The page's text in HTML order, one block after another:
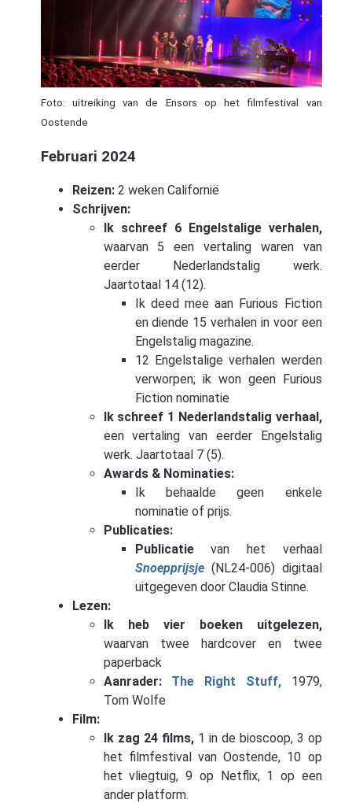
Foto: uitreiking van de Ensors op het filmfestival van
Oostende
Februari 2024
Reizen:2 weken Californië
Schrijven:
Ik schreef 6 Engelstalige verhalen,
waarvan 5 een vertaling waren van
eerder Nederlandstalig werk.
Jaartotaal 14 (12).
Ik deed mee aan Furious Fiction
en diende 15 verhalen in voor een
Engelstalig magazine.
12 Engelstalige verhalen werden
verworpen; ik won geen Furious
Fiction nominatie
Ik schreef 1 Nederlandstalig verhaal,
een vertaling van eerder Engelstalig
werk. Jaartotaal 7 (5).
Awards & Nominaties:
Ik behaalde geen enkele
nominatie of prijs.
Publicaties:
Publicatievan het verhaal
Snoepprijsje(NL24-006) digitaal
uitgegeven door Claudia Stinne.
Lezen:
Ik heb vier boeken uitgelezen,
waarvan twee hardcover en twee
paperback
Aanrader:
The Right Stuff,1979,
Tom Wolfe
Film:
Ik zag 24 films,1 in de bioscoop, 3 op
het filmfestival van Oostende, 10 op
het vliegtuig, 9 op Netflix, 1 op een
ander platform.